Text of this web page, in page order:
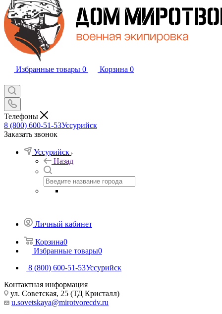
Избранные товары 0 Корзина 0
Телефоны
8 (800) 600-51-53Уссурийск
Заказать звонок
Уссурийск
Назад
Личный кабинет
Корзина0
Избранные товары0
8 (800) 600-51-53Уссурийск
Контактная информация
ул. Советская, 25 (ТД Кристалл)
u.sovetskaya@mirotvorecdv.ru